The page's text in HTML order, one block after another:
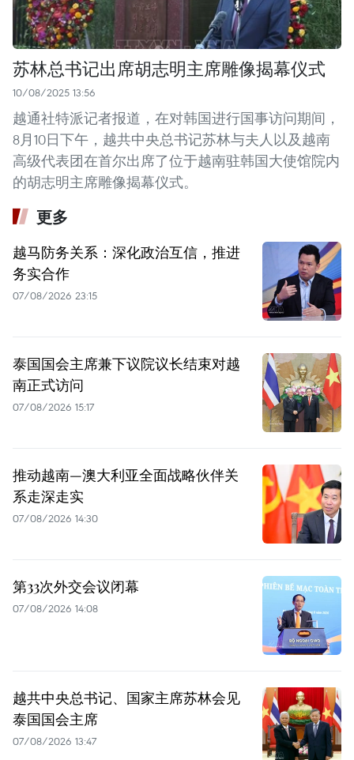
苏林总书记出席胡志明主席雕像揭幕仪式
10/08/2025 13:56
越通社特派记者报道，在对韩国进行国事访问期间，
8月10日下午，越共中央总书记苏林与夫人以及越南
高级代表团在首尔出席了位于越南驻韩国大使馆院内
的胡志明主席雕像揭幕仪式。
更多
越马防务关系：深化政治互信，推进
务实合作
07/08/2026 23:15
泰国国会主席兼下议院议长结束对越
南正式访问
07/08/2026 15:17
推动越南—澳大利亚全面战略伙伴关
系走深走实
07/08/2026 14:30
第33次外交会议闭幕
07/08/2026 14:08
越共中央总书记、国家主席苏林会见
泰国国会主席
07/08/2026 13:47